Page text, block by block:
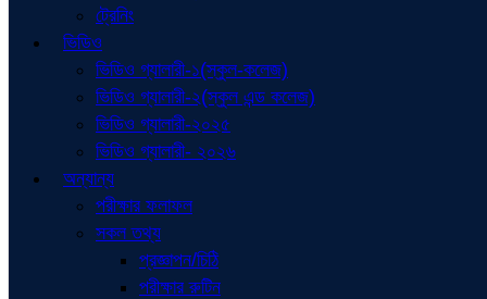
ট্রেনিং
ভিডিও
ভিডিও গ্যালারী-১(স্কুল-কলেজ)
ভিডিও গ্যালারী-২(স্কুল এন্ড কলেজ)
ভিডিও গ্যালারী-২০২৫
ভিডিও গ্যালারী- ২০২৬
অন্যান্য
পরীক্ষার ফলাফল
সকল তথ্য
প্রজ্ঞাপন/চিঠি
পরীক্ষার রুটিন